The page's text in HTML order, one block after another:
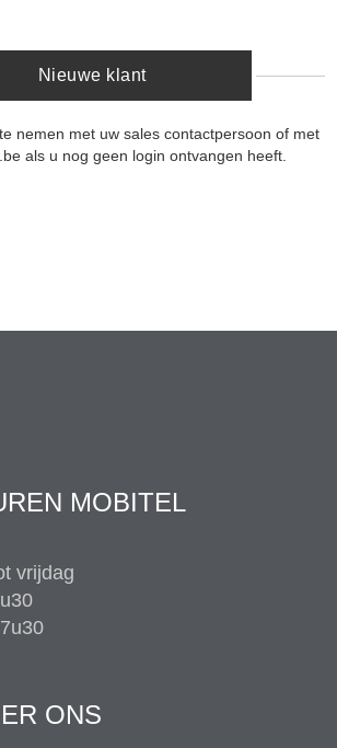
Nieuwe klant
nemen met uw sales contactpersoon of met
als u nog geen login ontvangen heeft.
MOBITEL
vrijdag
ONS